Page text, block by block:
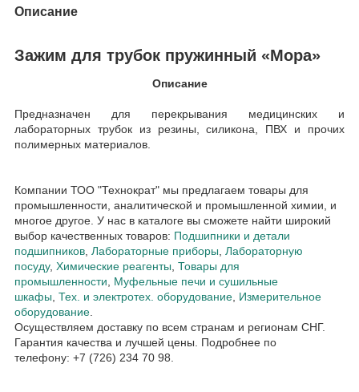
Описание
Зажим для трубок пружинный «Мора»
Описание
Предназначен для перекрывания медицинских и
лабораторных трубок из резины, силикона, ПВХ и прочих
полимерных материалов.
Компании ТОО "Технократ" мы предлагаем товары для
промышленности, аналитической и промышленной химии, и
многое другое. У нас в каталоге вы сможете найти широкий
выбор качественных товаров: Подшипники и детали
подшипников, Лабораторные приборы, Лабораторную
посуду, Химические реагенты, Товары для
промышленности, Муфельные печи и сушильные
шкафы, Тех. и электротех. оборудование, Измерительное
оборудование.
Осуществляем доставку по всем странам и регионам СНГ.
Гарантия качества и лучшей цены. Подробнее по
телефону: +7 (726) 234 70 98.